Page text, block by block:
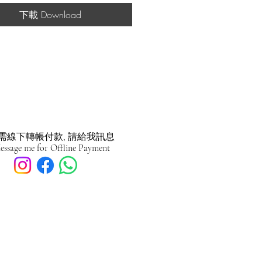
下載 Download
線下轉帳付款, 請給我訊息
me for Offline Payment